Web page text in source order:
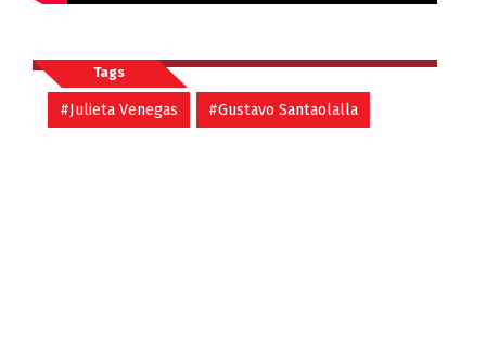
Tags
#Julieta Venegas #Gustavo Santaolalla